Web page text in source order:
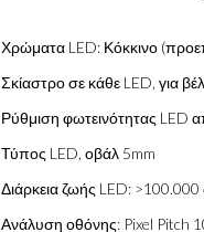
Χρώματα LED: Κόκκινο
Σκίαστρο σε κάθε LED, για
Ρύθμιση φωτεινότητας LED
Τύπος LED, οβάλ 5mm
Διάρκεια ζωής LED:
Ανάλυση οθόνης: Pixel Pitch